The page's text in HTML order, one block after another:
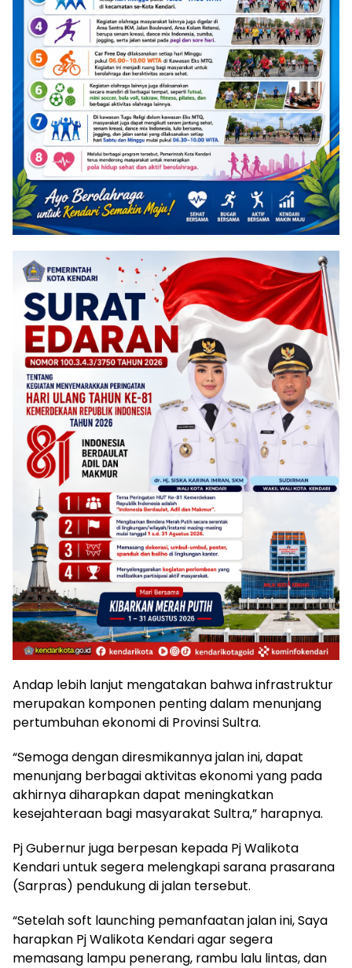
Andap lebih lanjut mengatakan bahwa infrastruktur
merupakan komponen penting dalam menunjang
pertumbuhan ekonomi di Provinsi Sultra.
“Semoga dengan diresmikannya jalan ini, dapat
menunjang berbagai aktivitas ekonomi yang pada
akhirnya diharapkan dapat meningkatkan
kesejahteraan bagi masyarakat Sultra,” harapnya.
Pj Gubernur juga berpesan kepada Pj Walikota
Kendari untuk segera melengkapi sarana prasarana
(Sarpras) pendukung di jalan tersebut.
“Setelah soft launching pemanfaatan jalan ini, Saya
harapkan Pj Walikota Kendari agar segera
memasang lampu penerang, rambu lalu lintas, dan